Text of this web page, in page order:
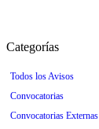
Categorías
Todos los Avisos
Convocatorias
Convocatorias Externas